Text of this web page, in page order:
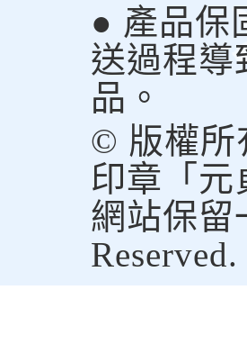
● 產品保
送過程導
品。
© 版權所
印章「元
網站保